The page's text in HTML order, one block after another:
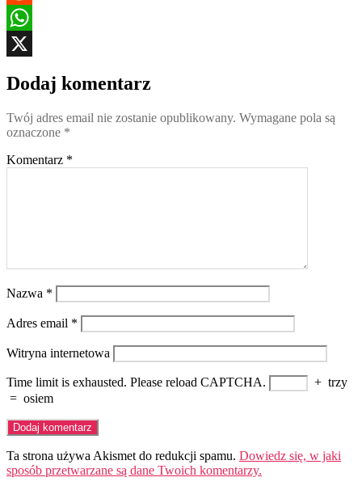
Reddit
WhatsApp
Dodaj komentarz
Twój adres email nie zostanie opublikowany. Wymagane pola są
oznaczone *
Komentarz *
Nazwa *
Adres email *
Witryna internetowa
Time limit is exhausted. Please reload CAPTCHA. + trzy
= osiem
Ta strona używa Akismet do redukcji spamu. Dowiedz się, w jaki
sposób przetwarzane są dane Twoich komentarzy.